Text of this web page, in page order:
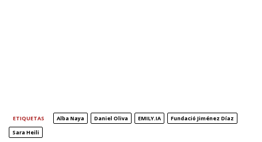
ETIQUETAS Alba Naya Daniel Oliva EMILY.IA
Fundació Jiménez Díaz
Sara Heili